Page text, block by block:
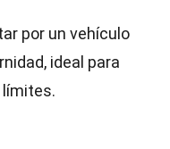
por un vehículo
ideal para